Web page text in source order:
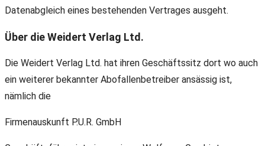
Datenabgleich eines bestehenden Vertrages ausgeht.
Über die Weidert Verlag Ltd.
Die Weidert Verlag Ltd. hat ihren Geschäftssitz dort wo auch
ein weiterer bekannter Abofallenbetreiber ansässig ist,
nämlich die
Firmenauskunft P.U.R. GmbH